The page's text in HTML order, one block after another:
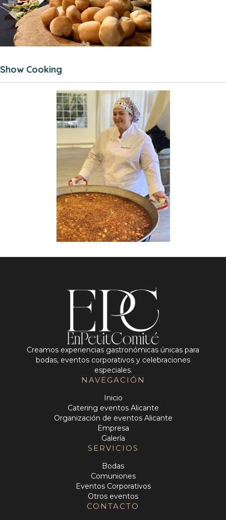
Show Cooking
Creamos experiencias gastronómicas únicas para
bodas, eventos corporativos y celebraciones
especiales.
NAVEGACIÓN
Inicio
Catering eventos Alicante
Organización de eventos Alicante
Empresa
Galería
SERVICIOS
Bodas
Comuniones
Eventos Corporativos
Otros eventos
CONTACTO